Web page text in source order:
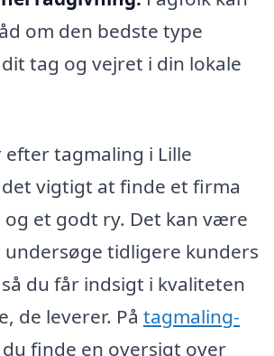
om den bedste type
tag og vejret i din lokale
efter tagmaling i Lille
det vigtigt at finde et firma
et godt ry. Det kan være
undersøge tidligere kunders
du får indsigt i kvaliteten
de leverer. På tagmaling-
finde en oversigt over